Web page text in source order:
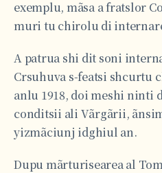
exemplu, mãsa a fratslor
muri tu chirolu di
A patrua shi dit soni
Crsuhuva s-featsi shcurtu
anlu 1918, doi meshi ninti
conditsii ali Vãrgãrii,
yizmãciunj idghiul an.
Dupu mãrturisearea al